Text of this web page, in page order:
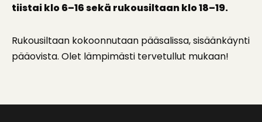
tiistai klo 6–16 sekä rukousiltaan klo 18–19.
Rukousiltaan kokoonnutaan pääsalissa, sisäänkäynti
pääovista. Olet lämpimästi tervetullut mukaan!